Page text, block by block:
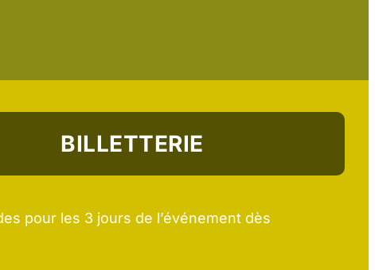
BILLETTERIE
pour les 3 jours de l’événement dès